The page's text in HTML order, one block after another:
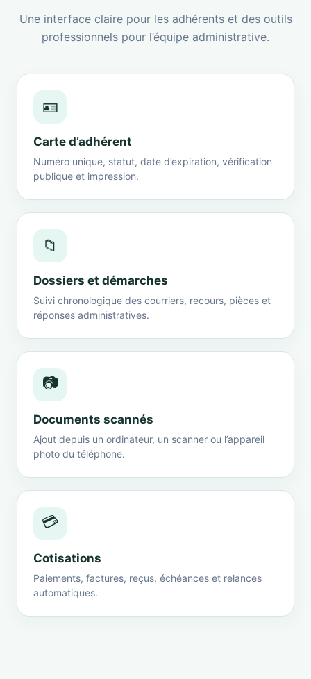
Une interface claire pour les adhérents et des outils
professionnels pour l’équipe administrative.
🪪
Carte d’adhérent
Numéro unique, statut, date d’expiration, vérification
publique et impression.
📁
Dossiers et démarches
Suivi chronologique des courriers, recours, pièces et
réponses administratives.
📷
Documents scannés
Ajout depuis un ordinateur, un scanner ou l’appareil
photo du téléphone.
💳
Cotisations
Paiements, factures, reçus, échéances et relances
automatiques.